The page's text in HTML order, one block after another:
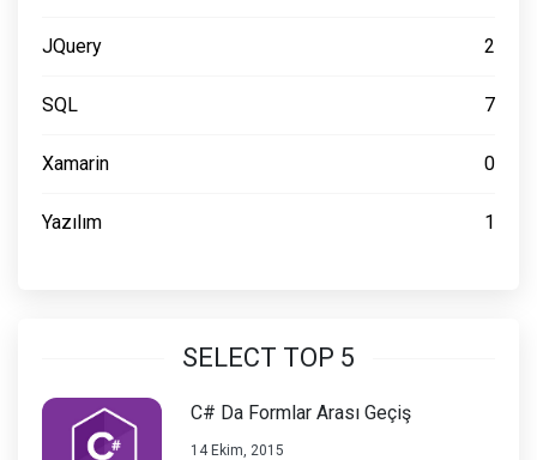
JQuery 2
SQL 7
Xamarin 0
Yazılım 1
SELECT TOP 5
C# Da Formlar Arası Geçiş
14 Ekim, 2015